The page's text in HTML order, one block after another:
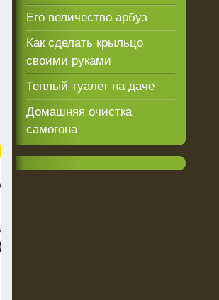
Его величество арбуз
Как сделать крыльцо
своими руками
Теплый туалет на даче
Домашняя очистка
самогона